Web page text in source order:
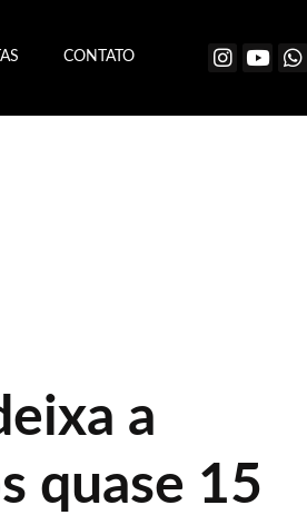
CONTATO
a
quase 15